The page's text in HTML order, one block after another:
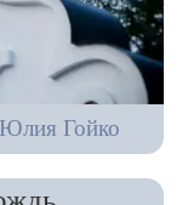
Юлия Гойко